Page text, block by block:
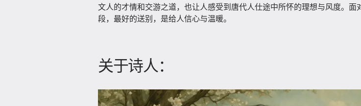
文人的才情和交游之道，也让人感受到唐代人仕途中所怀的理想与风度。面
段，最好的送别，是给人信心与温暖。
关于诗人：